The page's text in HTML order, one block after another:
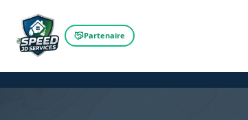
Partenaire